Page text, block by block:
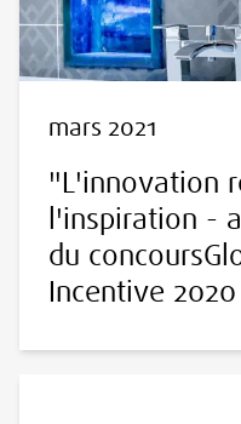
mars 2021
"L'innovation
l'inspiration -
du
Incentive 2020